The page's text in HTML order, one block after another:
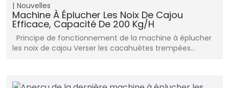
Nouvelles
Machine À Éplucher Les Noix De Cajou
Efficace, Capacité De 200 Kg/h
Principe de fonctionnement de la machine à éplucher
les noix de cajou Verser les cacahuètes trempées…